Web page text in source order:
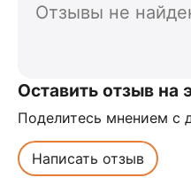
Отзывы не
Оставить отзыв на
Поделитесь мнением с
Написать отзыв